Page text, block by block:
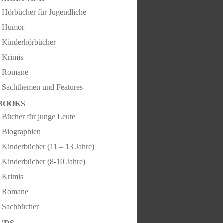
Hörbücher für Jugendliche
Humor
Kinderhörbücher
Krimis
Romane
Sachthemen und Features
Bücher für junge Leute
Biographien
Kinderbücher (11 – 13 Jahre)
Kinderbücher (8-10 Jahre)
Krimis
Romane
Sachbücher